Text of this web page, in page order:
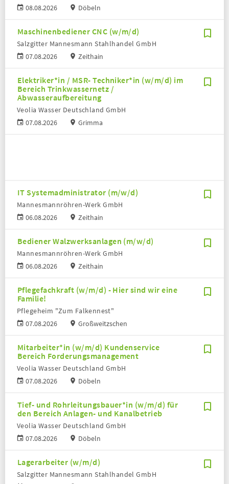
08.08.2026
Döbeln
Maschinenbediener CNC (w/m/d)
07.08.2026
Salzgitter Mannesmann Stahlhandel GmbH
Zeithain
Elektriker*in / MSR- Techniker*in (w/m/d) im
Bereich Trinkwassernetz /
Abwasseraufbereitung
07.08.2026
Veolia Wasser Deutschland GmbH
Grimma
IT Systemadministrator (m/w/d)
06.08.2026
Mannesmannröhren-Werk GmbH
Zeithain
Bediener Walzwerksanlagen (m/w/d)
06.08.2026
Mannesmannröhren-Werk GmbH
Zeithain
Pflegefachkraft (w/m/d) - Hier sind wir eine
Familie!
07.08.2026
Pflegeheim "Zum Falkennest"
Großweitzschen
Mitarbeiter*in (w/m/d) Kundenservice
Bereich Forderungsmanagement
07.08.2026
Veolia Wasser Deutschland GmbH
Döbeln
Tief- und Rohrleitungsbauer*in (w/m/d) für
den Bereich Anlagen- und Kanalbetrieb
07.08.2026
Veolia Wasser Deutschland GmbH
Döbeln
Lagerarbeiter (w/m/d)
Salzgitter Mannesmann Stahlhandel GmbH